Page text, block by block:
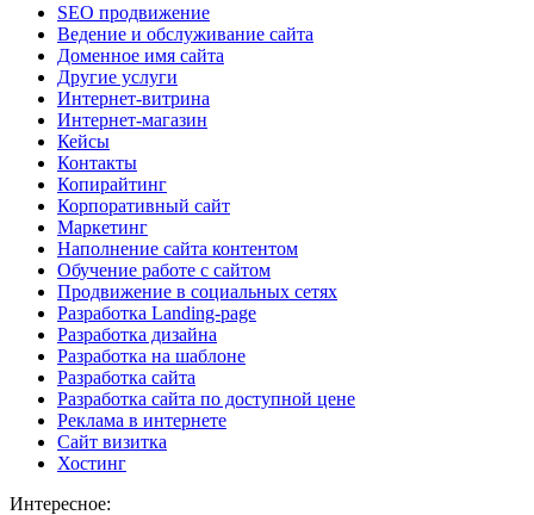
SEO продвижение
Ведение и обслуживание сайта
Доменное имя сайта
Другие услуги
Интернет-витрина
Интернет-магазин
Кейсы
Контакты
Копирайтинг
Корпоративный сайт
Маркетинг
Наполнение сайта контентом
Обучение работе с сайтом
Продвижение в социальных сетях
Разработка Landing-page
Разработка дизайна
Разработка на шаблоне
Разработка сайта
Разработка сайта по доступной цене
Реклама в интернете
Сайт визитка
Хостинг
Интересное: